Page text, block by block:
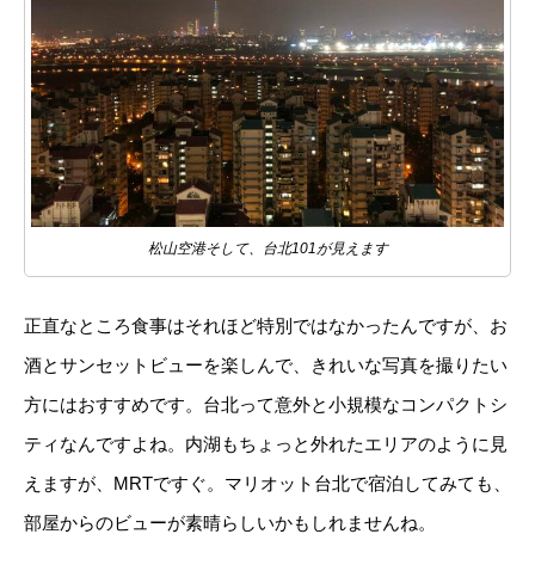
松山空港そして、台北101が見えます
正直なところ食事はそれほど特別ではなかったんですが、お
酒とサンセットビューを楽しんで、きれいな写真を撮りたい
方にはおすすめです。台北って意外と小規模なコンパクトシ
ティなんですよね。内湖もちょっと外れたエリアのように見
えますが、MRTですぐ。マリオット台北で宿泊してみても、
部屋からのビューが素晴らしいかもしれませんね。